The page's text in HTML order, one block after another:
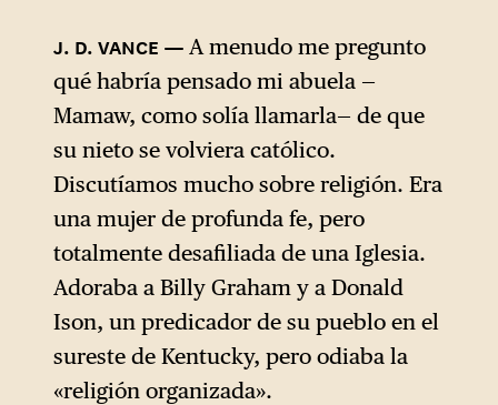
A menudo me pregunto
qué habría pensado mi abuela —
Mamaw, como solía llamarla— de que
su nieto se volviera católico.
Discutíamos mucho sobre religión. Era
una mujer de profunda fe, pero
totalmente desafiliada de una Iglesia.
Adoraba a Billy Graham y a Donald
Ison, un predicador de su pueblo en el
sureste de Kentucky, pero odiaba la
«religión organizada».